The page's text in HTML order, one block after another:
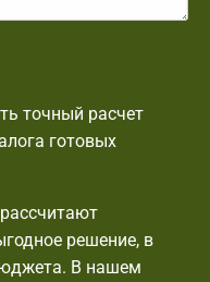
точный расчет
готовых
решение, в
В нашем